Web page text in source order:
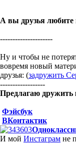
А вы друзья любите
---------------------
Ну и чтобы не
вовремя новый
друзья: (задружить
------------------
Предлагаю дружить
Фэйсбук
ВКонтактик
И мой Инстаграм не